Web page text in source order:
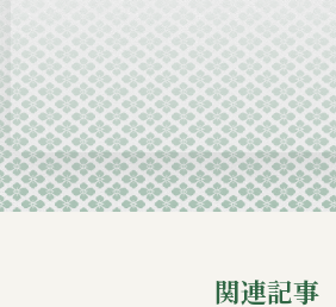
2024-10
2024-09
関連記事